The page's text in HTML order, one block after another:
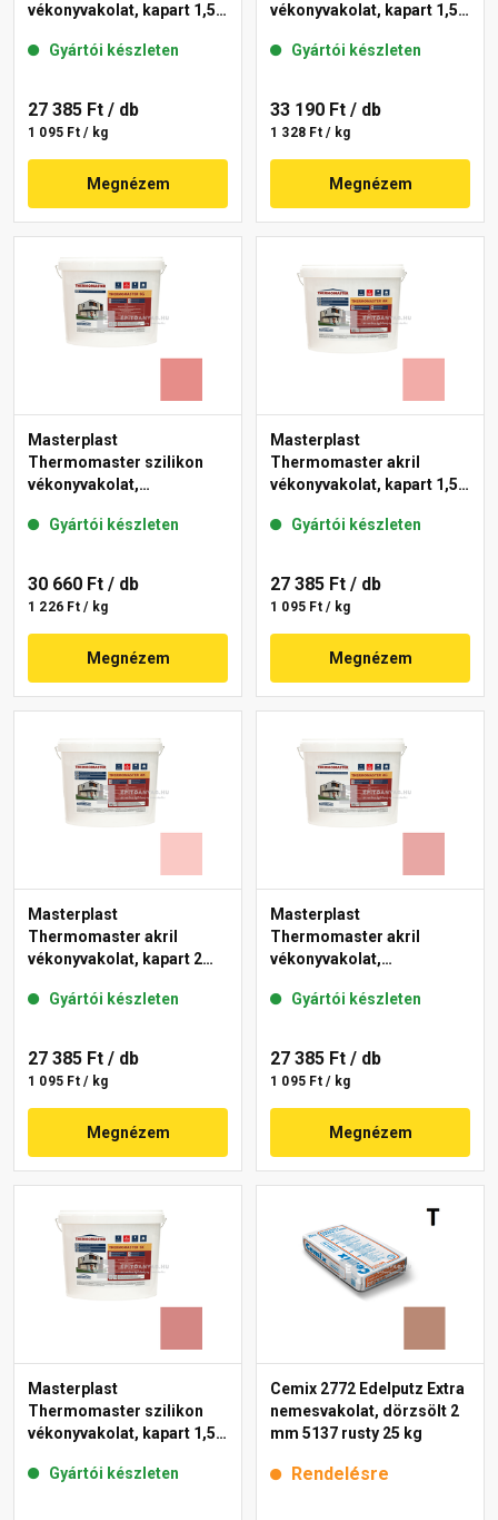
vékonyvakolat, kapart 1,5
Gyártói készleten
27 385 Ft / db
1 095 Ft / kg
Megnézem
vékonyvakolat, kapart 1,5
Gyártói készleten
33 190 Ft / db
1 328 Ft / kg
Megnézem
Masterplast
Thermomaster szilikon
vékonyvakolat,
22-D 25 kg
Gyártói készleten
30 660 Ft / db
1 226 Ft / kg
Megnézem
Masterplast
Thermomaster akril
vékonyvakolat, kapart 1,5
Gyártói készleten
27 385 Ft / db
1 095 Ft / kg
Megnézem
Masterplast
Thermomaster akril
vékonyvakolat, kapart 2
Gyártói készleten
27 385 Ft / db
1 095 Ft / kg
Megnézem
Masterplast
Thermomaster akril
vékonyvakolat,
21-E 25 kg
Gyártói készleten
27 385 Ft / db
1 095 Ft / kg
Megnézem
Masterplast
Thermomaster szilikon
vékonyvakolat, kapart 1,5
Gyártói készleten
Cemix 2772 Edelputz Extra
nemesvakolat, dörzsölt 2
mm 5137 rusty 25 kg
Rendelésre